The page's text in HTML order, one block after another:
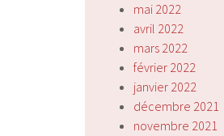
mai 2022
avril 2022
mars 2022
février 2022
janvier 2022
décembre 2021
novembre 2021